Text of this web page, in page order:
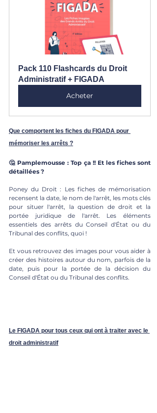
Pack 110 Flashcards du Droit
Administratif + FIGADA
Acheter
Que comportent les fiches du FIGADA pour
mémoriser les arrêts ?
🤔 Pamplemousse : Top ça !! Et les fiches sont
détaillées ?
Poney du Droit : Les fiches de mémorisation
recensent la date, le nom de l'arrêt, les mots clés
pour situer l'arrêt, la question de droit et la
portée juridique de l'arrêt. Les éléments
essentiels des arrêts du Conseil d'État ou du
Tribunal des conflits, quoi !
Et vous retrouvez des images pour vous aider à
créer des histoires autour du nom, parfois de la
date, puis pour la portée de la décision du
Conseil d'État ou du Tribunal des conflits.
Le FIGADA pour tous ceux qui ont à traiter avec le
droit administratif